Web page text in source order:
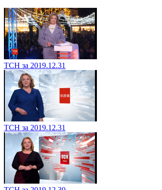
ТСН за 2019.12.31
ТСН за 2019.12.31